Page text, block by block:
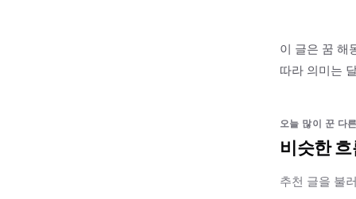
이 글은 꿈 해
따라 의미는
오늘 많이 꾼 다
비슷한
추천 글을 불